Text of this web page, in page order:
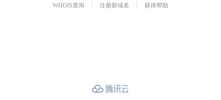
WHOIS查询 注册新域名 获得帮助